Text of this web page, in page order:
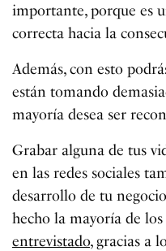
importante, porque es
correcta hacia la
Además, con esto
están tomando
mayoría desea ser
Grabar alguna de tus
en las redes sociales
desarrollo de tu
hecho la mayoría de
entrevistado, gracias a